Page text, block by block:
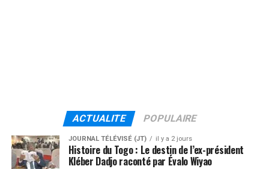
ACTUALITE POPULAIRE
JOURNAL TÉLÉVISÉ (JT) il y a 2 jours
Histoire du Togo : Le destin de l’ex-président
Kléber Dadjo raconté par Évalo Wiyao